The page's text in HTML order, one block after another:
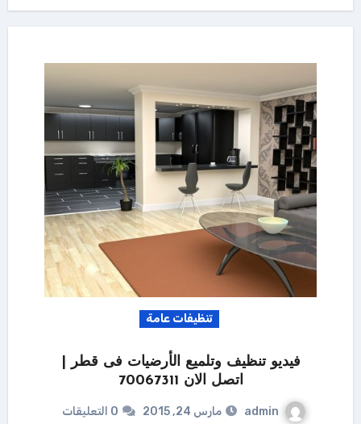
تنظيفات عامة
فيديو تنظيف وتلميع الأرضيات فى قطر |
اتصل الان 70067311
admin مارس 24, 2015 0 التعليقات